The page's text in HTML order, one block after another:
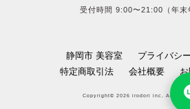
受付時間 9:00〜21:00（年末
静岡市 美容室
プライバシ
特定商取引法
会社概要
Copyright© 2026 irodori inc. All